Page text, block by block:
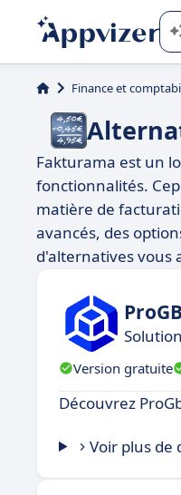
Finance et
Fakturama est un
fonctionnalités.
matière de
avancés, des
d'alternatives vous
Version gratuite
Découvrez
Voir plus de